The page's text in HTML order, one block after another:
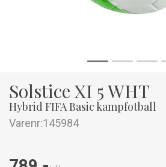
Solstice XI 5 WHT
Hybrid FIFA Basic kampfotball
Varenr:145984